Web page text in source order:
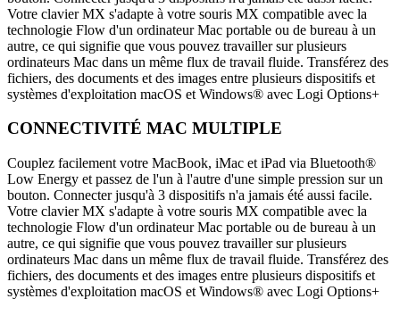
Votre clavier MX s'adapte à votre souris MX compatible avec la
technologie Flow d'un ordinateur Mac portable ou de bureau à un
autre, ce qui signifie que vous pouvez travailler sur plusieurs
ordinateurs Mac dans un même flux de travail fluide. Transférez des
fichiers, des documents et des images entre plusieurs dispositifs et
systèmes d'exploitation macOS et Windows® avec Logi Options+
CONNECTIVITÉ MAC MULTIPLE
Couplez facilement votre MacBook, iMac et iPad via Bluetooth®
Low Energy et passez de l'un à l'autre d'une simple pression sur un
bouton. Connecter jusqu'à 3 dispositifs n'a jamais été aussi facile.
Votre clavier MX s'adapte à votre souris MX compatible avec la
technologie Flow d'un ordinateur Mac portable ou de bureau à un
autre, ce qui signifie que vous pouvez travailler sur plusieurs
ordinateurs Mac dans un même flux de travail fluide. Transférez des
fichiers, des documents et des images entre plusieurs dispositifs et
systèmes d'exploitation macOS et Windows® avec Logi Options+